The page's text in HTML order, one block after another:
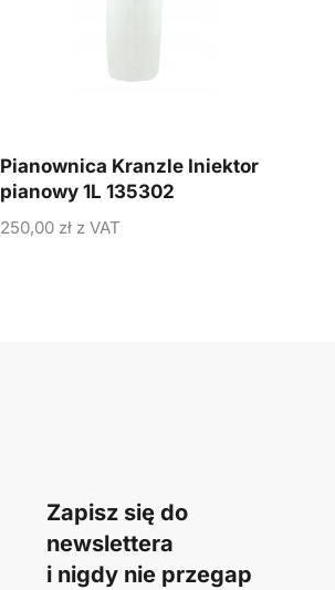
Pianownica Kranzle Iniektor
pianowy 1L 135302
250,00 złz VAT
Zapisz się do
newslettera
i nigdy nie przegap